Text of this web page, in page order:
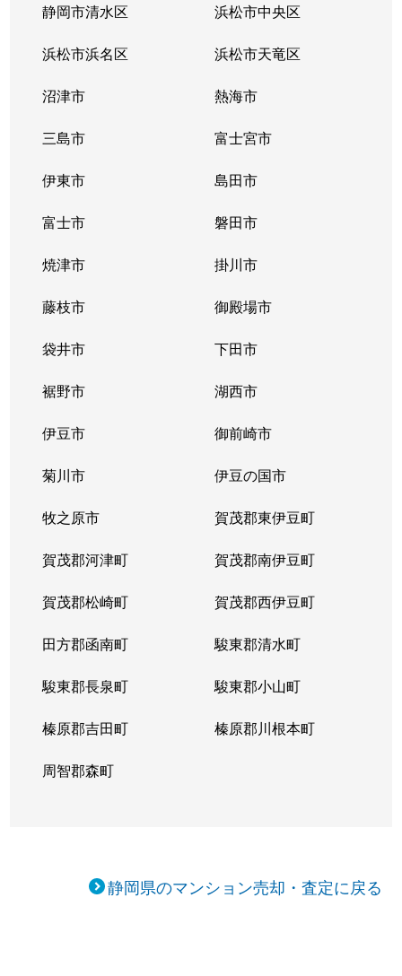
静岡市清水区 浜松市中央区
浜松市浜名区 浜松市天竜区
沼津市 熱海市
三島市 富士宮市
伊東市 島田市
富士市 磐田市
焼津市 掛川市
藤枝市 御殿場市
袋井市 下田市
裾野市 湖西市
伊豆市 御前崎市
菊川市 伊豆の国市
牧之原市 賀茂郡東伊豆町
賀茂郡河津町 賀茂郡南伊豆町
賀茂郡松崎町 賀茂郡西伊豆町
田方郡函南町 駿東郡清水町
駿東郡長泉町 駿東郡小山町
榛原郡吉田町 榛原郡川根本町
周智郡森町
静岡県のマンション売却・査定に戻る